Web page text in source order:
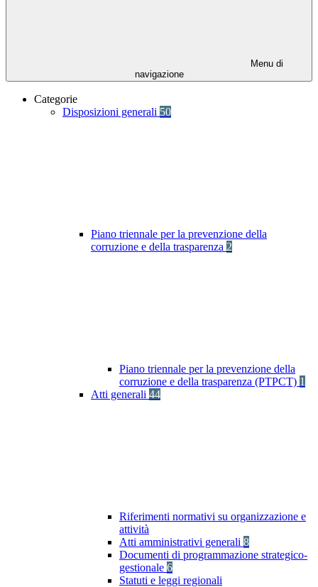
Menu di
navigazione
Categorie
Disposizioni generali 50
Piano triennale per la prevenzione della
corruzione e della trasparenza 2
Piano triennale per la prevenzione della
corruzione e della trasparenza (PTPCT) 1
Atti generali 44
Riferimenti normativi su organizzazione e
attività
Atti amministrativi generali 8
Documenti di programmazione strategico-
gestionale 6
Statuti e leggi regionali